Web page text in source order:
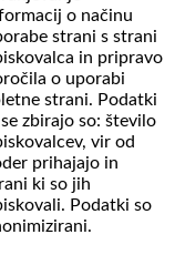
o načinu
strani s strani
in pripravo
o uporabi
strani. Podatki
zbirajo so: število
vir od
prihajajo in
ki so jih
Podatki so